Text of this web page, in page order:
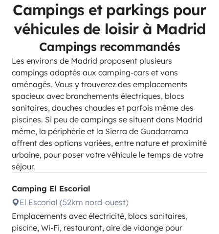
Campings et parkings pour
véhicules de loisir à Madrid
Campings recommandés
Les environs de Madrid proposent plusieurs
campings adaptés aux camping-cars et vans
aménagés. Vous y trouverez des emplacements
spacieux avec branchements électriques, blocs
sanitaires, douches chaudes et parfois même des
piscines. Si peu de campings se situent dans Madrid
même, la périphérie et la Sierra de Guadarrama
offrent des options variées, entre nature et proximité
urbaine, pour poser votre véhicule le temps de votre
séjour.
Camping El Escorial
El Escorial (52km nord-ouest)
Emplacements avec électricité, blocs sanitaires,
piscine, Wi-Fi, restaurant, aire de vidange pour